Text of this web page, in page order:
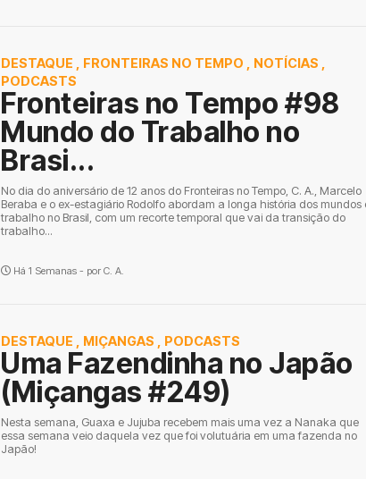
DESTAQUE FRONTEIRAS NO TEMPO NOTÍCIAS
PODCASTS
Fronteiras no Tempo #98
Mundo do Trabalho no
Brasi...
No dia do aniversário de 12 anos do Fronteiras no Tempo, C. A., Marcelo
Beraba e o ex-estagiário Rodolfo abordam a longa história dos mundos
trabalho no Brasil, com um recorte temporal que vai da transição do
trabalho...
Há 1 Semanas - por C. A.
DESTAQUE MIÇANGAS PODCASTS
Uma Fazendinha no Japão
(Miçangas #249)
Nesta semana, Guaxa e Jujuba recebem mais uma vez a Nanaka que
essa semana veio daquela vez que foi volutuária em uma fazenda no
Japão!